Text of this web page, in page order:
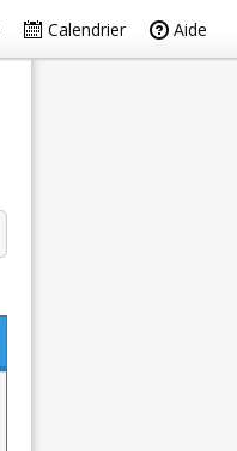
Calendrier Aide